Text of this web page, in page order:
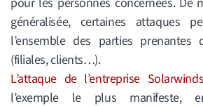
généralisée, certaines attaques
l’ensemble des parties prenantes
(filiales, clients…).
L’attaque de l’entreprise Solarwinds
l’exemple le plus manifeste,